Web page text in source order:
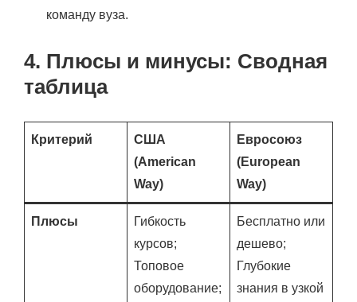
команду вуза.
4. Плюсы и минусы: Сводная
таблица
Критерий
США
(American
Way)
Евросоюз
(European
Way)
Плюсы
Гибкость
курсов;
Топовое
оборудование;
Бесплатно или
дешево;
Глубокие
знания в узкой